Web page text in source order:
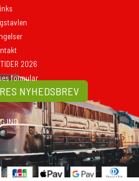
2026
formular
NYHEDSBREV
IND